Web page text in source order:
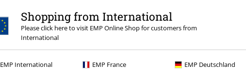
Shopping from International
Please click here to visit EMP Online Shop for customers from
International
EMP International EMP France EMP Deutschland